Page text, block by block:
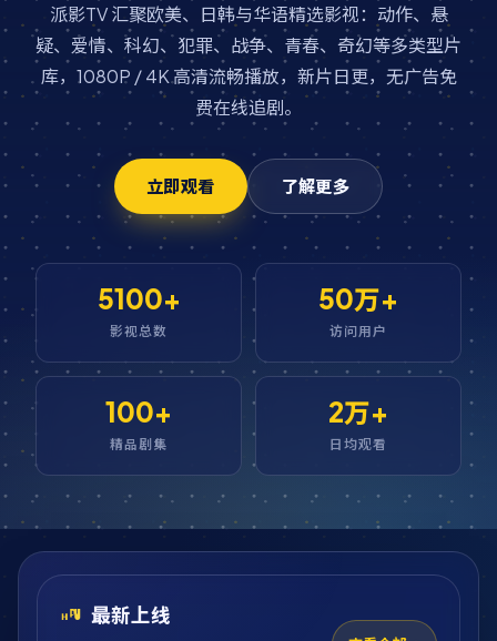
派影TV 汇聚欧美、日韩与华语精选影视：动作、悬
疑、爱情、科幻、犯罪、战争、青春、奇幻等多类型片
库，1080P / 4K 高清流畅播放，新片日更，无广告免
费在线追剧。
立即观看 了解更多
5100+
影视总数
50万+
访问用户
100+
精品剧集
2万+
日均观看
最新上线